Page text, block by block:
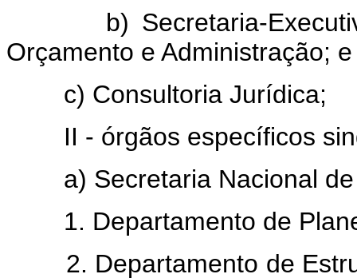
b) Secretaria-Executiva:
Orçamento e Administração; e
c) Consultoria Jurídica;
II - órgãos específicos
a) Secretaria Nacional de
1. Departamento de
2. Departamento de